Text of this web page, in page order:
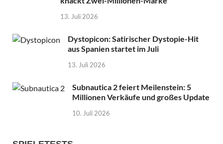
13. Juli 2026
Dystopicon: Satirischer Dystopie-Hit
aus Spanien startet im Juli
13. Juli 2026
Subnautica 2 feiert Meilenstein: 5
Millionen Verkäufe und großes Update
10. Juli 2026